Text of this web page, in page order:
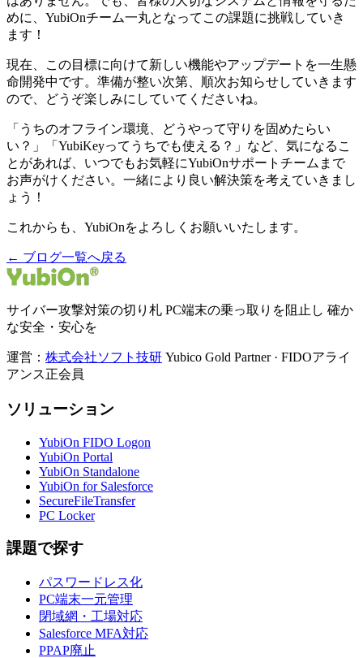
めに、YubiOnチーム一丸となってこの課題に挑戦していき
ます！
現在、この目標に向けて新しい機能やアップデートを一生懸
命開発中です。準備が整い次第、順次お知らせしていきます
ので、どうぞ楽しみにしていてくださいね。
「うちのオフライン環境、どうやって守りを固めたらい
い？」「YubiKeyってうちでも使える？」など、気になるこ
とがあれば、いつでもお気軽にYubiOnサポートチームまで
お声がけください。一緒により良い解決策を考えていきまし
ょう！
これからも、YubiOnをよろしくお願いいたします。
← ブログ一覧へ戻る
サイバー攻撃対策の切り札 PC端末の乗っ取りを阻止し 確か
な安全・安心を
運営： 株式会社ソフト技研 Yubico Gold Partner · FIDOアライ
アンス正会員
ソリューション
YubiOn FIDO Logon
YubiOn Portal
YubiOn Standalone
YubiOn for Salesforce
SecureFileTransfer
PC Locker
課題で探す
パスワードレス化
PC端末一元管理
閉域網・工場対応
Salesforce MFA対応
PPAP廃止